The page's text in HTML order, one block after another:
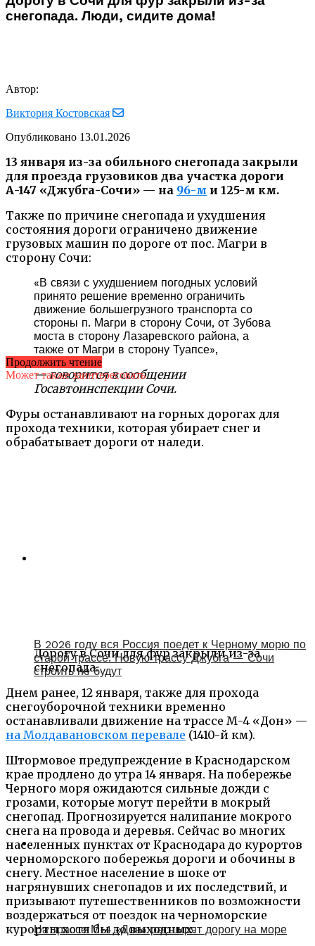
снегопада. Люди, сидите дома!
Автор:
Виктория Костовская
Опубликовано 13.01.2026
13 января из-за обильного снегопада закрыли
для проезда грузовиков два участка дороги
А-147 «Джубга-Сочи» — на 96-м и 125-м км.
Также по причине снегопада и ухудшения
состояния дороги ограничено движение
грузовых машин по дороге от пос. Магри в
сторону Сочи:
«В связи с ухудшением погодных условий
принято решение временно ограничить
движение большегрузного транспорта со
стороны п. Магри в сторону Сочи, от Зубова
моста в сторону Лазаревского района, а
также от Магри в сторону Туапсе»,
— говорится в сообщении
Госавтоинспекции Сочи.
Фуры останавливают на горных дорогах для
прохода техники, которая убирает снег и
обрабатывает дороги от наледи.
Дорогу в Сочи для фур закрыли из-за
снегопада.
Днем ранее, 12 января, также для прохода
снегоуборочной техники временно
останавливали движение на трассе М-4 «Дон» —
на Молдавановском перевале (1410-й км).
Штормовое предупреждение в Краснодарском
крае продлено до утра 14 января. На побережье
Черного моря ожидаются сильные дожди с
грозами, которые могут перейти в мокрый
снегопад. Прогнозируется налипание мокрого
снега на провода и деревья. Сейчас во многих
населенных пунктах от Краснодара до курортов
черноморского побережья дороги и обочины в
снегу. Местное население в шоке от
нагрянувших снегопадов и их последствий, и
призывают путешественников по возможности
воздержаться от поездок на черноморские
курорты хотя бы до выходных.
Продолжить чтение
Может также заинтересовать
В 2026 году вся Россия поедет к Черному морю по
старой трассе. Новую трассу Джубга — Сочи
строить не будут
На трассе М-4 «Дон» расширят дорогу на море